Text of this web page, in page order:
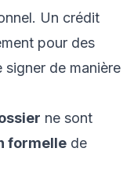
Un crédit
pour des
de manière
ne sont
formelle de